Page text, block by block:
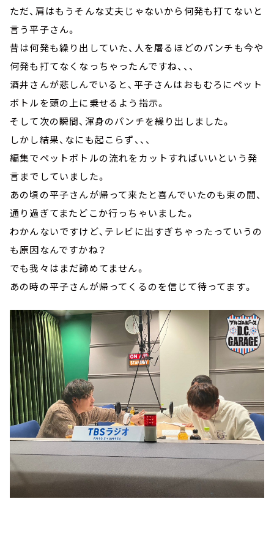
ただ、肩はもうそんな丈夫じゃないから何発も打てないと
言う平子さん。
昔は何発も繰り出していた、人を屠るほどのパンチも今や
何発も打てなくなっちゃったんですね、、、
酒井さんが悲しんでいると、平子さんはおもむろにペット
ボトルを頭の上に乗せるよう指示。
そして次の瞬間、渾身のパンチを繰り出しました。
しかし結果、なにも起こらず、、、
編集でペットボトルの流れをカットすればいいという発
言までしていました。
あの頃の平子さんが帰って来たと喜んでいたのも束の間、
通り過ぎてまたどこか行っちゃいました。
わかんないですけど、テレビに出すぎちゃったっていうの
も原因なんですかね？
でも我々はまだ諦めてません。
あの時の平子さんが帰ってくるのを信じて待ってます。